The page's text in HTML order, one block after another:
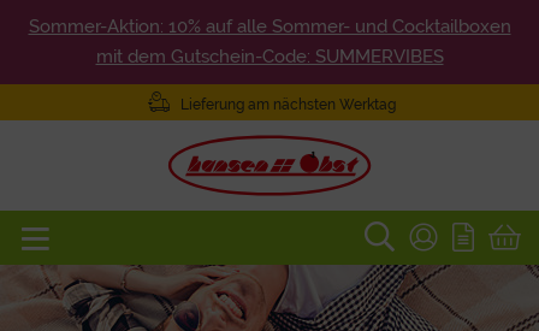
Sommer-Aktion: 10% auf alle Sommer- und Cocktailboxen
mit dem Gutschein-Code: SUMMERVIBES
Lieferung am nächsten Werktag